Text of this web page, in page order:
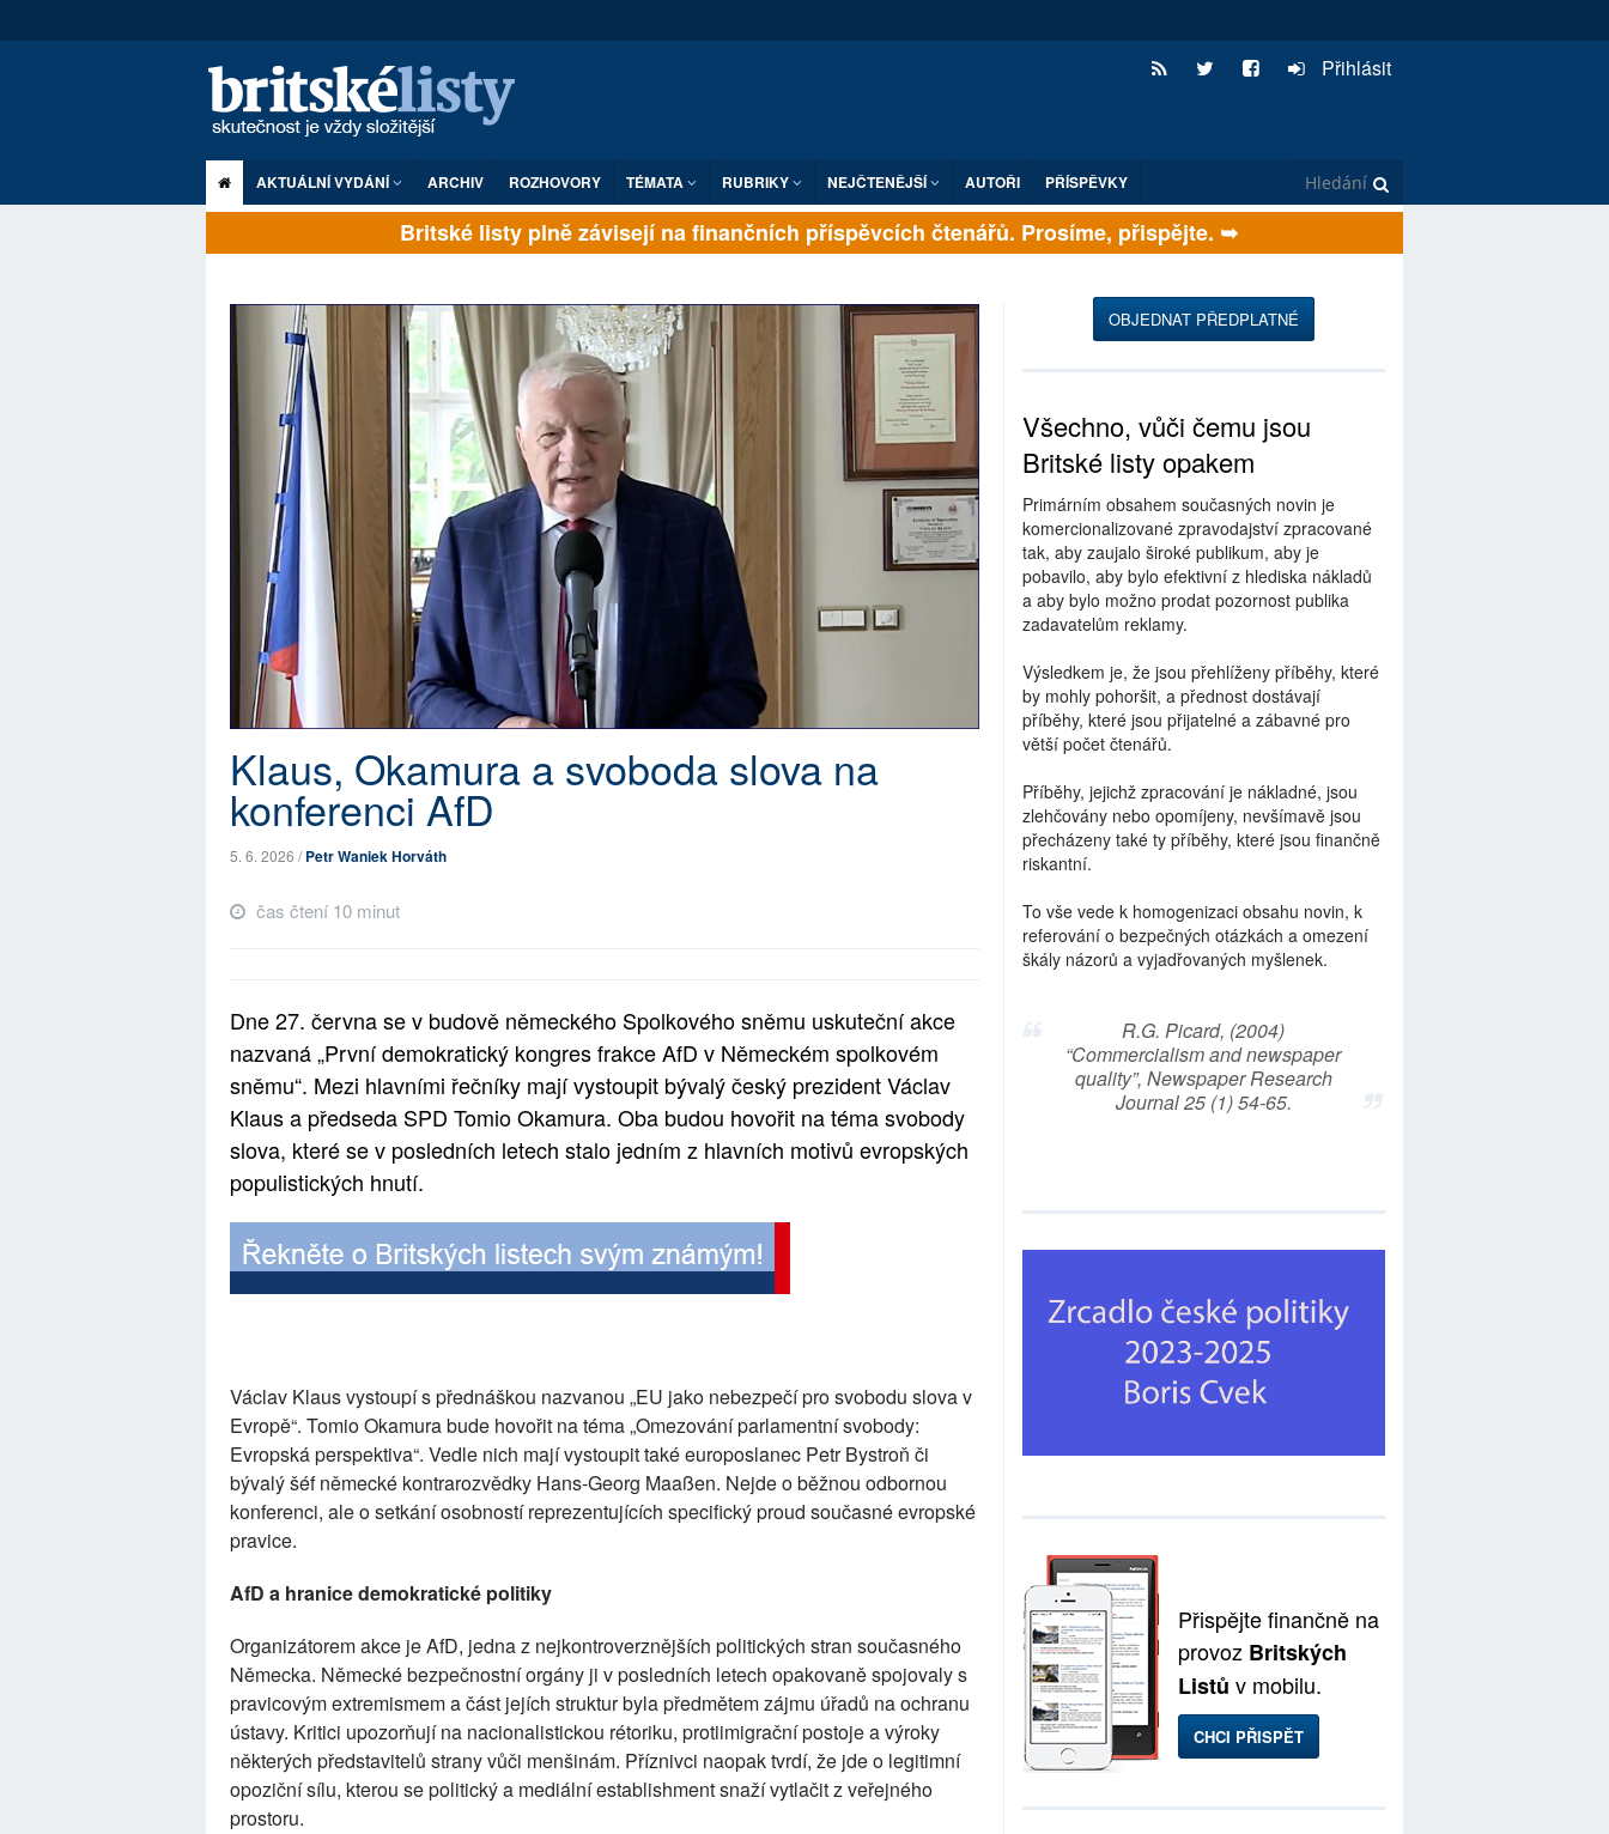
Přihlásit
AKTUÁLNÍ VYDÁNÍ ARCHIV ROZHOVORY TÉMATA RUBRIKY NEJČTENĚJŠÍ AUTOŘI PŘÍSPĚVKY
Britské listy plně závisejí na finančních příspěvcích čtenářů. Prosíme, přispějte. ➥
Klaus, Okamura a svoboda slova na
konferenci AfD
5. 6. 2026 /Petr Waniek Horváth
čas čtení 10 minut
Dne 27. června se v budově německého Spolkového sněmu uskuteční akce
nazvaná „První demokratický kongres frakce AfD v Německém spolkovém
sněmu“. Mezi hlavními řečníky mají vystoupit bývalý český prezident Václav
Klaus a předseda SPD Tomio Okamura. Oba budou hovořit na téma svobody
slova, které se v posledních letech stalo jedním z hlavních motivů evropských
populistických hnutí.
Václav Klaus vystoupí s přednáškou nazvanou „EU jako nebezpečí pro svobodu slova v
Evropě“. Tomio Okamura bude hovořit na téma „Omezování parlamentní svobody:
Evropská perspektiva“. Vedle nich mají vystoupit také europoslanec Petr Bystroň či
bývalý šéf německé kontrarozvědky Hans-Georg Maaßen. Nejde o běžnou odbornou
konferenci, ale o setkání osobností reprezentujících specifický proud současné evropské
pravice.
AfD a hranice demokratické politiky
Organizátorem akce je AfD, jedna z nejkontroverznějších politických stran současného
Německa. Německé bezpečnostní orgány ji v posledních letech opakovaně spojovaly s
pravicovým extremismem a část jejích struktur byla předmětem zájmu úřadů na ochranu
ústavy. Kritici upozorňují na nacionalistickou rétoriku, protiimigrační postoje a výroky
některých představitelů strany vůči menšinám. Příznivci naopak tvrdí, že jde o legitimní
opoziční sílu, kterou se politický a mediální establishment snaží vytlačit z veřejného
prostoru.
OBJEDNAT PŘEDPLATNÉ
Všechno, vůči čemu jsou
Britské listy opakem
Primárním obsahem současných novin je
komercionalizované zpravodajství zpracované
tak, aby zaujalo široké publikum, aby je
pobavilo, aby bylo efektivní z hlediska nákladů
a aby bylo možno prodat pozornost publika
zadavatelům reklamy.
Výsledkem je, že jsou přehlíženy příběhy, které
by mohly pohoršit, a přednost dostávají
příběhy, které jsou přijatelné a zábavné pro
větší počet čtenářů.
Příběhy, jejichž zpracování je nákladné, jsou
zlehčovány nebo opomíjeny, nevšímavě jsou
přecházeny také ty příběhy, které jsou finančně
riskantní.
To vše vede k homogenizaci obsahu novin, k
referování o bezpečných otázkách a omezení
škály názorů a vyjadřovaných myšlenek.
R.G. Picard, (2004)
“Commercialism and newspaper
quality”, Newspaper Research
Journal 25 (1) 54-65.
Přispějte finančně na
provoz Britských
Listů v mobilu.
CHCI PŘISPĚT